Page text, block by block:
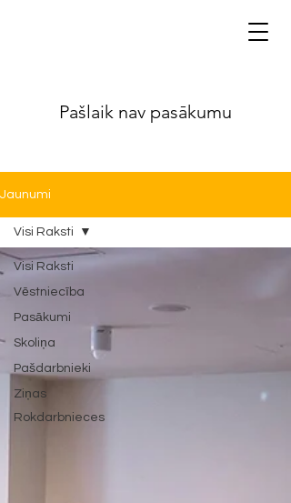
Pašlaik nav pasākumu
Jaunumi
Visi Raksti
Vēstniecība
Pasākumi
Skoliņa
Pašdarbnieki
Ziņas
Rokdarbnieces
Visi Raksti